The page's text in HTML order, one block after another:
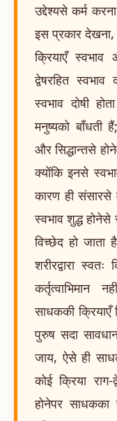
उद्देश्यसे कर्म
इस प्रकार
क्रियाएँ स्वभाव
द्वेषरहित स्वभाव
स्वभाव दोषी
मनुष्यको बाँधती
और सिद्धान्तसे
क्योंकि इनसे
कारण ही संसारसे
स्वभाव शुद्ध
विच्छेद हो जाता
शरीरद्वारा
कर्तृत्वाभिमान
साधककी क्रियाएँ
पुरुष सदा
जाय, ऐसे ही
कोई क्रिया
होनेपर